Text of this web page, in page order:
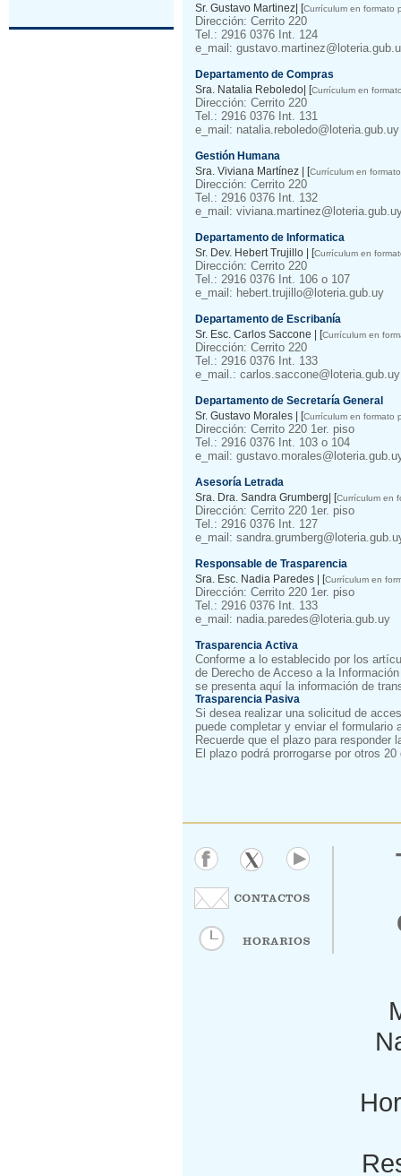
Sr. Gustavo Martinez| [Currículum en formato
Dirección: Cerrito 220
Tel.: 2916 0376 Int. 124
e_mail:
Departamento de Compras
Sra. Natalia Reboledo| [Currículum en
Dirección: Cerrito 220
Tel.: 2916 0376 Int. 131
e_mail: natalia.reboledo@loteria.gub.uy
Gestión Humana
Sra. Viviana Martínez | [Currículum en
Dirección: Cerrito 220
Tel.: 2916 0376 Int. 132
e_mail:
Departamento de Informatica
Sr. Dev. Hebert Trujillo | [Currículum en
Dirección: Cerrito 220
Tel.: 2916 0376 Int. 106 o 107
e_mail: hebert.trujillo@loteria.gub.uy
Departamento de Escribanía
Sr. Esc. Carlos Saccone | [Currículum en
Dirección: Cerrito 220
Tel.: 2916 0376 Int. 133
e_mail.: carlos.saccone@loteria.gub.uy
Departamento de Secretaría General
Sr. Gustavo Morales | [Currículum en formato
Dirección: Cerrito 220 1er. piso
Tel.: 2916 0376 Int. 103 o 104
e_mail:
Asesoría Letrada
Sra. Dra. Sandra Grumberg| [Currículum en
Dirección: Cerrito 220 1er. piso
Tel.: 2916 0376 Int. 127
e_mail:
Responsable de Trasparencia
Sra. Esc. Nadia Paredes | [Currículum en
Dirección: Cerrito 220 1er. piso
Tel.: 2916 0376 Int. 133
e_mail: nadia.paredes@loteria.gub.uy
Trasparencia Activa
Conforme a lo establecido por los
de Derecho de Acceso a la
se presenta aquí la información de
Trasparencia Pasiva
Si desea realizar una solicitud de
puede completar y enviar el formulario
Recuerde que el plazo para
El plazo podrá prorrogarse por otros